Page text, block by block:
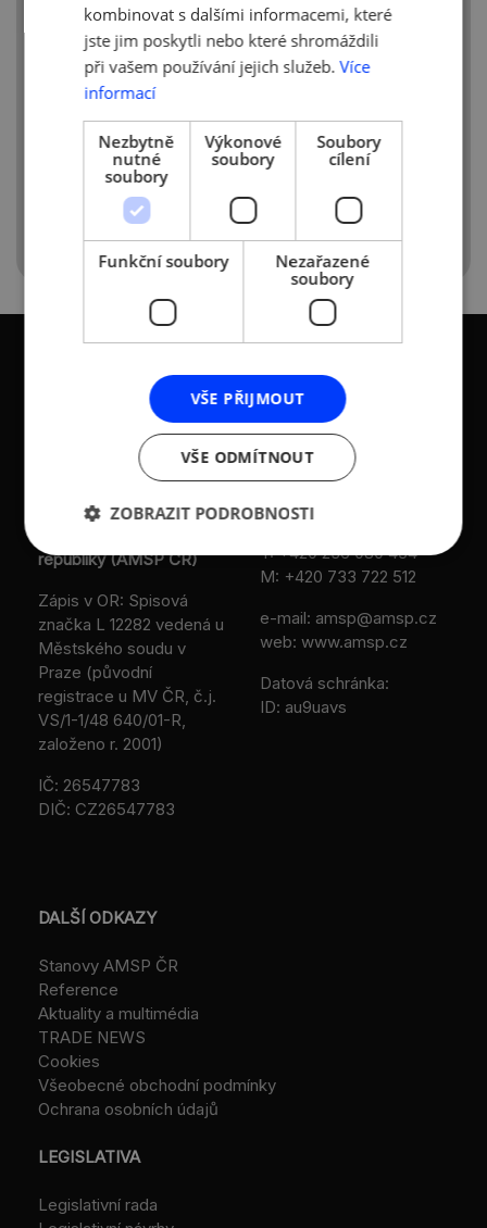
V dopise uvedli, že vzhledem k nové
povinnosti nosit respirátory třídy FFP2
ve vymezených prostorech, nedoporučují
vládě, aby stejné zdravotnické prostředky
požadovala v homogenních pracovních
prostředích. V opačném případě by vznikl
nedostatek pomůcek pro specializovaná
pracoviště, školy a veřejnost.
Asociace malých a
středních podniků a
republiky (AMSP ČR)
Zápis v OR: Spisová
značka L 12282 vedená u
Městského soudu v
Praze (původní
registrace u MV ČR, č.j.
VS/1-1/48 640/01-R,
založeno r. 2001)
IČ: 26547783
DIČ: CZ26547783
Sokolovská 100/94
186 00 Praha 8 - Karlín
T:+420 236 080 454
M: +420 733 722 512
e-mail: amsp@amsp.cz
web: www.amsp.cz
Datová schránka:
ID: au9uavs
DALŠÍ ODKAZY
Stanovy AMSP ČR
Reference
Aktuality a multimédia
TRADE NEWS
Cookies
Všeobecné obchodní podmínky
Ochrana osobních údajů
LEGISLATIVA
Legislativní rada
kombinovat s dalšími informacemi, které
jste jim poskytli nebo které shromáždili
při vašem používání jejich služeb. Více
informací
Nezbytně
nutné
soubory
Výkonové
soubory
Soubory
cílení
Funkční soubory
Nezařazené
soubory
VŠE PŘIJMOUT
VŠE ODMÍTNOUT
ZOBRAZIT PODROBNOSTI